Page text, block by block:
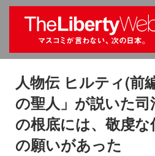
人物伝 ヒルティ(前
の聖人」が説いた
の根底には、敬虔
の願いがあった